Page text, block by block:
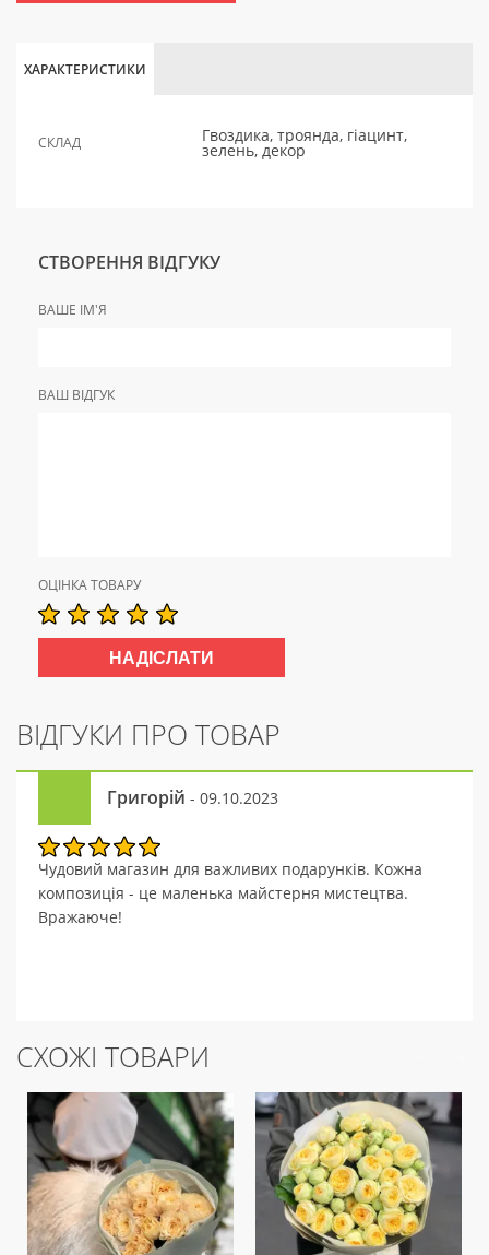
ХАРАКТЕРИСТИКИ
СКЛАД Гвоздика, троянда, гіацинт,
зелень, декор
СТВОРЕННЯ ВІДГУКУ
ВАШЕ ІМ'Я
ВАШ ВІДГУК
ОЦІНКА ТОВАРУ
ВІДГУКИ ПРО ТОВАР
Григорій - 09.10.2023
Чудовий магазин для важливих подарунків. Кожна
композиція - це маленька майстерня мистецтва.
Вражаюче!
СХОЖІ ТОВАРИ